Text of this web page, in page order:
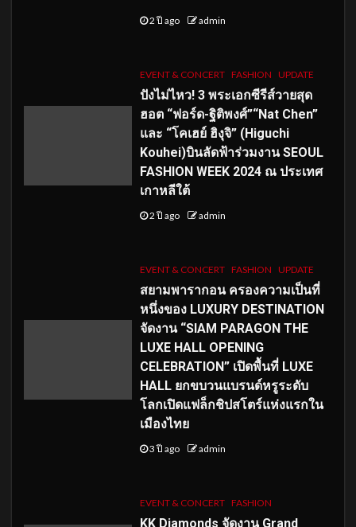
2 ปี ago admin
EVENT & CONCERT FASHION UPDATE
ปังไม่ไหว! 3 พระเอกซีรีส์วายสุด
ฮอต “ฟอร์ด-ฐิติพงศ์”“Nat Chen”
และ “โคเฮย์ ฮิงุจิ” (Higuchi
Kouhei)บินลัดฟ้าร่วมงาน SEOUL
FASHION WEEK 2024 ณ ประเทศ
เกาหลีใต้
2 ปี ago admin
EVENT & CONCERT FASHION UPDATE
สยามพารากอน ครองความเป็นที่
หนึ่งของ LUXURY DESTINATION
จัดงาน “SIAM PARAGON THE
LUXE HALL OPENING
CELEBRATION” เปิดพื้นที่ LUXE
HALL ยกขบวนแบรนด์หรูระดับ
โลกเปิดแฟล็กชิปสโตร์แห่งแรกใน
เมืองไทย
3 ปี ago admin
EVENT & CONCERT FASHION
KK Diamonds จัดงาน Grand